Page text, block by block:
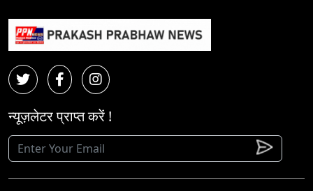
न्यूज़लेटर प्राप्त करें !